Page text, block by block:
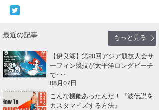
最近の記事
もっと見る
【伊良湖】第20回アジア競技大会サ
ーフィン競技が太平洋ロングビーチ
で･･･
08月07日
こんな機能あったんだ！『波伝説を
カスタマイズする方法』
KOBU
KY
MIN
mitz